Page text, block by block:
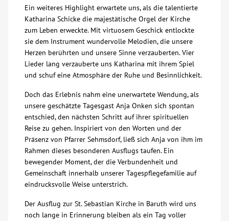
Ausbildung
Glossar
Kontakt
AWO BB Süd
Ein weiteres Highlight erwartete uns, als die talentierte
Katharina Schicke die majestätische Orgel der Kirche
zum Leben erweckte. Mit virtuosem Geschick entlockte
sie dem Instrument wundervolle Melodien, die unsere
Herzen berührten und unsere Sinne verzauberten. Vier
Lieder lang verzauberte uns Katharina mit ihrem Spiel
und schuf eine Atmosphäre der Ruhe und Besinnlichkeit.
Doch das Erlebnis nahm eine unerwartete Wendung, als
unsere geschätzte Tagesgast Anja Onken sich spontan
entschied, den nächsten Schritt auf ihrer spirituellen
Reise zu gehen. Inspiriert von den Worten und der
Präsenz von Pfarrer Sehmsdorf, ließ sich Anja von ihm im
Rahmen dieses besonderen Ausflugs taufen. Ein
bewegender Moment, der die Verbundenheit und
Gemeinschaft innerhalb unserer Tagespflegefamilie auf
eindrucksvolle Weise unterstrich.
Der Ausflug zur St. Sebastian Kirche in Baruth wird uns
noch lange in Erinnerung bleiben als ein Tag voller